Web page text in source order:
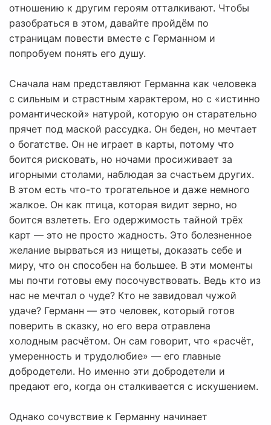
отношению к другим героям отталкивают. Чтобы
разобраться в этом, давайте пройдём по
страницам повести вместе с Германном и
попробуем понять его душу.
Сначала нам представляют Германна как человека
с сильным и страстным характером, но с «истинно
романтической» натурой, которую он старательно
прячет под маской рассудка. Он беден, но мечтает
о богатстве. Он не играет в карты, потому что
боится рисковать, но ночами просиживает за
игорными столами, наблюдая за счастьем других.
В этом есть что-то трогательное и даже немного
жалкое. Он как птица, которая видит зерно, но
боится взлететь. Его одержимость тайной трёх
карт — это не просто жадность. Это болезненное
желание вырваться из нищеты, доказать себе и
миру, что он способен на большее. В эти моменты
мы почти готовы ему посочувствовать. Ведь кто из
нас не мечтал о чуде? Кто не завидовал чужой
удаче? Германн — это человек, который готов
поверить в сказку, но его вера отравлена
холодным расчётом. Он сам говорит, что «расчёт,
умеренность и трудолюбие» — его главные
добродетели. Но именно эти добродетели и
предают его, когда он сталкивается с искушением.
Однако сочувствие к Германну начинает